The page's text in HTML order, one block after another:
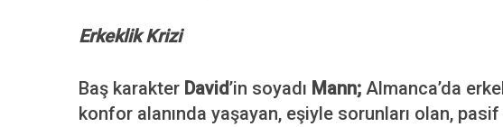
Erkeklik Krizi
Baş karakter David’in soyadı Mann; Almanca’da
konfor alanında yaşayan, eşiyle sorunları olan,
S
e